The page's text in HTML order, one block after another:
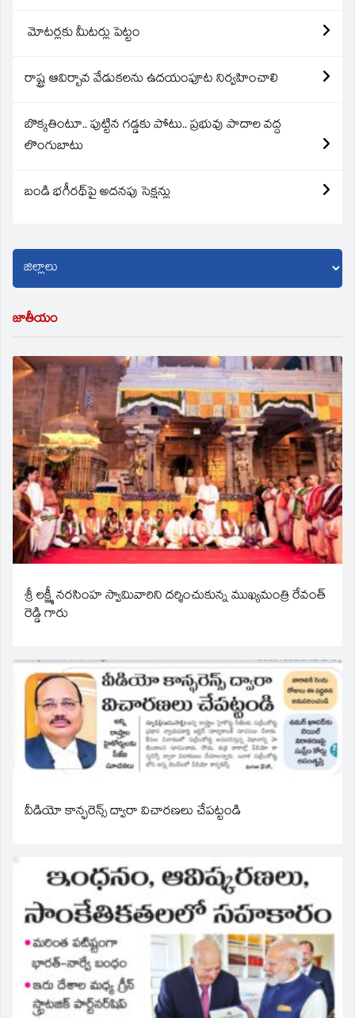
మోటర్లకు మీటర్లు పెట్టం
రాష్ట్ర ఆవిర్బావ వేడుకలను ఉదయంపూట నిర్వహించాలి
బొక్కతింటూ.. పుట్టిన గడ్డకు పోటు.. ప్రభువు పాదాల వద్ద
లొంగుబాటు
బండి భగీరథ్‌పై అదనపు సెక్షన్లు
జాతీయం
శ్రీ లక్ష్మీ నరసింహ స్వామివారిని దర్శించుకున్న ముఖ్యమంత్రి రేవంత్
రెడ్డి గారు
వీడియో కాన్ఫరెన్స్ ద్వారా విచారణలు చేపట్టండి